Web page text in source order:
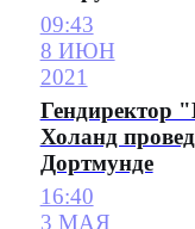
09:43
8 ИЮН
2021
Гендиректор
Холанд
Дортмунде
16:40
3 МАЯ